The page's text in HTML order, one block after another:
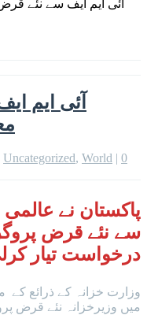
آئی ایم ایف سے نئے
آئی ایم
Uncategorized, World | 0
پاکستان نے عالمی
سے نئے قرض
درخواست تیار
وزارت خزانہ کے ذرائع کے
میں وزیرخزانہ نئے قرض پروگرام کیلئے 2